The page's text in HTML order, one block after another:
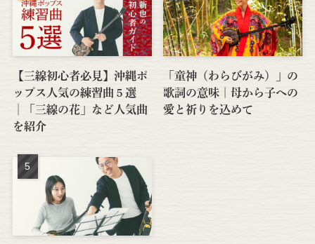
【三線初心者必見】沖縄ポ
ップス人気の練習曲５選
│「三線の花」など人気曲
を紹介
「童神（わらびがみ）」の
歌詞の意味｜母から子への
愛と祈りを込めて